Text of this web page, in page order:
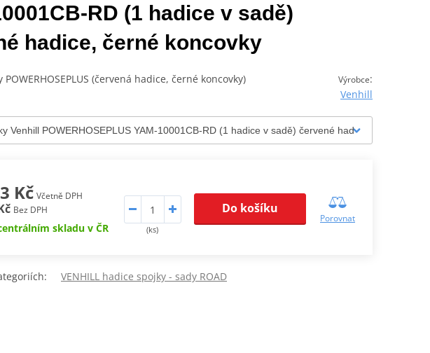
RD (1 hadice v sadě)
hadice, černé koncovky
Výrobce:
Venhill
(červená hadice, černé koncovky)
Kč Včetně DPH
Bez DPH
skladu v ČR (ks)
Do košíku
Porovnat
VENHILL hadice spojky - sady ROAD